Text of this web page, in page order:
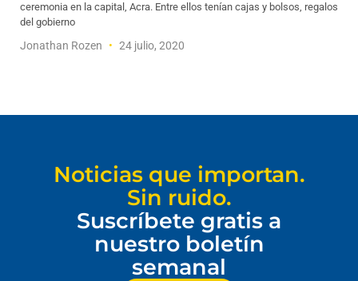
ceremonia en la capital, Acra. Entre ellos tenían cajas y bolsos, regalos
del gobierno
Jonathan Rozen 24 julio, 2020
Noticias que importan.
Sin ruido.
Suscríbete gratis a
nuestro boletín
semanal